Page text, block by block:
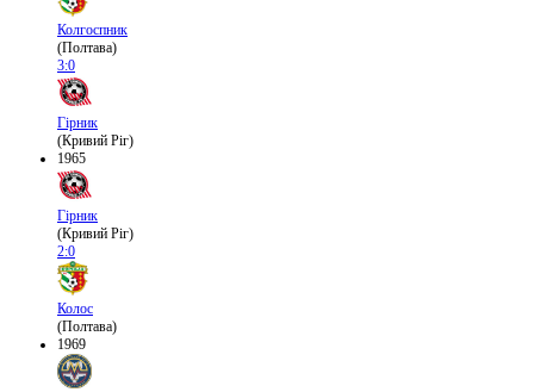
Колгоспник
(Полтава)
3:0
Гірник
(Кривий Ріг)
1965
Гірник
(Кривий Ріг)
2:0
Колос
(Полтава)
1969